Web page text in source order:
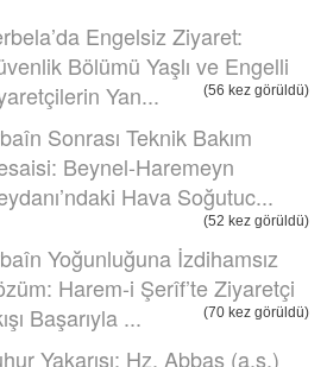
Engelsiz Ziyaret:
Bölümü Yaşlı ve Engelli
Yan...
(56 kez görüldü)
Sonrası Teknik Bakım
Beynel-Haremeyn
Hava Soğutuc...
(52 kez görüldü)
Yoğunluğuna İzdihamsız
Harem-i Şerîf’te Ziyaretçi
Başarıyla ...
(70 kez görüldü)
Yakarışı: Hz. Abbas (a.s.)